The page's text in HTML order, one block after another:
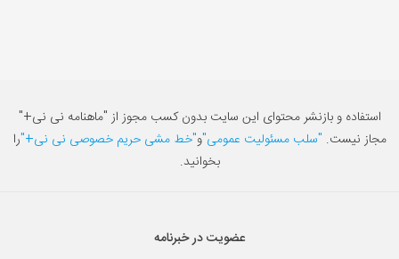
استفاده و بازنشر محتوای این سایت بدون کسب مجوز از "ماهنامه نی نی+"
مجاز نیست. "سلب مسئولیت عمومی"و"خط مشی حریم خصوصی نی نی+"را
بخوانید.
عضویت در خبرنامه